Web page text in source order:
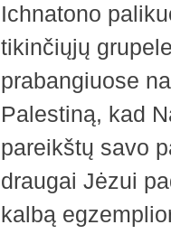
Ichnatono
tikinčiųjų
prabangiuose
Palestiną, kad
pareikštų savo
draugai Jėzui
kalbą